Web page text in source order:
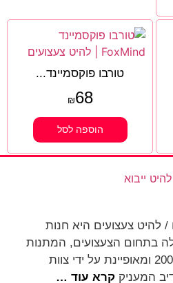
טורבו פוקסמיינד...
₪68
הוספה לסל
/ להיט צעצועים היא חנות
בתחום הצעצועים, המתנות
ומשחקי הקופסא משנת 2002 ומאופיינת על ידי צוות
המעניק קרא עוד …